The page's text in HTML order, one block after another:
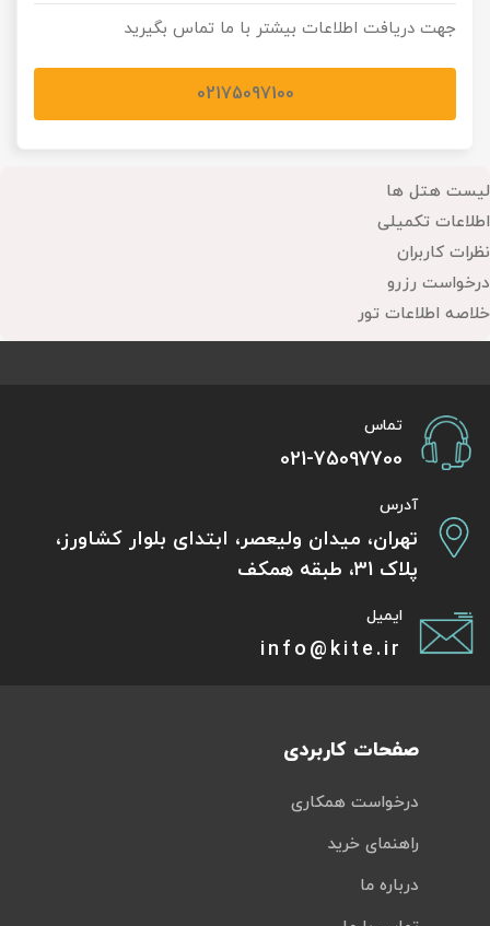
لیست هتل ها
اطلاعات تکمیلی
نظرات کاربران
درخواست رزرو
خلاصه اطلاعات تور
جهت دریافت اطلاعات بیشتر با ما تماس بگیرید
02175097100
تماس
021-75097700
آدرس
تهران، میدان ولیعصر، ابتدای بلوار کشاورز،
پلاک 31، طبقه همکف
ایمیل
info@kite.ir
صفحات کاربردی
درخواست همکاری
راهنمای خرید
درباره ما